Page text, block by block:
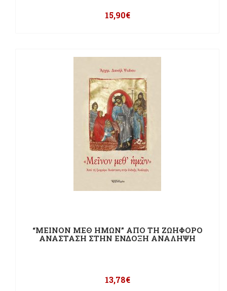
15,90€
“ΜΕΙΝΟΝ ΜΕΘ ΗΜΩΝ” ΑΠΟ ΤΗ ΖΩΗΦΟΡΟ
ΑΝΑΣΤΑΣΗ ΣΤΗΝ ΕΝΔΟΞΗ ΑΝΑΛΗΨΗ
13,78€